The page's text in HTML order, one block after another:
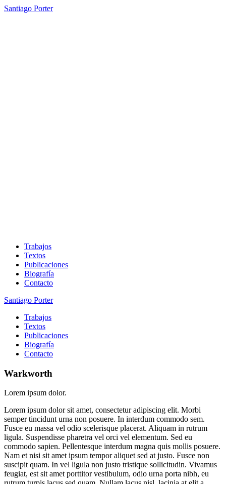
Santiago Porter
Trabajos
Textos
Publicaciones
Biografía
Contacto
Santiago Porter
Trabajos
Textos
Publicaciones
Biografía
Contacto
Warkworth
Lorem ipsum dolor.
Lorem ipsum dolor sit amet, consectetur adipiscing elit. Morbi
semper tincidunt urna non posuere. In interdum commodo sem.
Fusce eu massa vel odio scelerisque placerat. Aliquam in rutrum
ligula. Suspendisse pharetra vel orci vel elementum. Sed eu
commodo sapien. Pellentesque interdum magna quis mollis posuere.
Nam et nisi sit amet ipsum tempor aliquet sed at justo. Fusce non
suscipit quam. In vel ligula non justo tristique sollicitudin. Vivamus
feugiat, est sit amet porttitor vestibulum, odio urna porta nibh, eu